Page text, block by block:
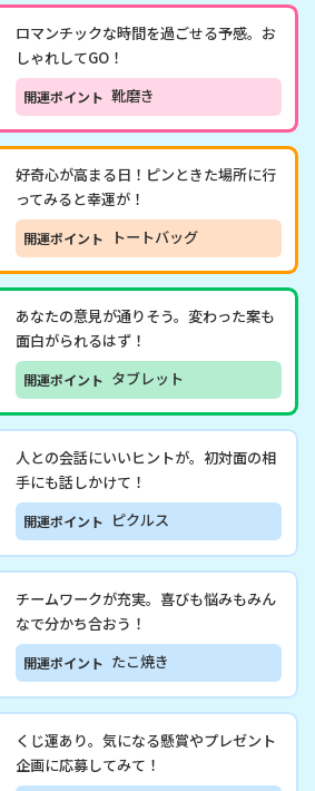
ロマンチックな時間を過ごせる予感。お
しゃれしてGO！
開運ポイント 靴磨き
好奇心が高まる日！ピンときた場所に行
ってみると幸運が！
開運ポイント トートバッグ
あなたの意見が通りそう。変わった案も
面白がられるはず！
開運ポイント タブレット
人との会話にいいヒントが。初対面の相
手にも話しかけて！
開運ポイント ピクルス
チームワークが充実。喜びも悩みもみん
なで分かち合おう！
開運ポイント たこ焼き
くじ運あり。気になる懸賞やプレゼント
企画に応募してみて！